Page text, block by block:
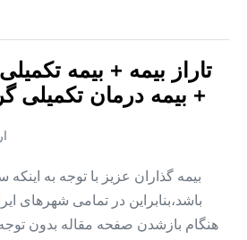
تاراز بیمه + بیمه
+ بیمه درمان تکمیلی
بیمه گذاران عزیز با توجه به اینکه
باشد،بنابراین در تمامی شهرهای
هنگام بازشدن صفحه مقاله بدون